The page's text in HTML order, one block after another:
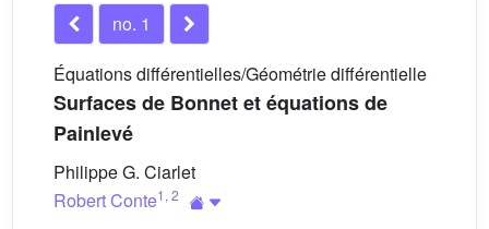
no. 1
Équations différentielles/Géométrie différentielle
Surfaces de Bonnet et équations de
Painlevé
Philippe G. Ciarlet
Robert Conte1 , 2